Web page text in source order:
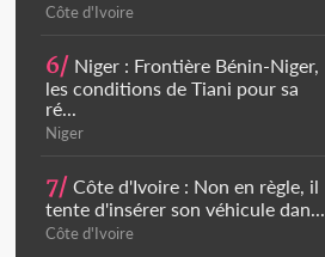
Côte d'Ivoire
6/ Niger : Frontière Bénin-Niger,
les conditions de Tiani pour sa
ré...
Niger
7/ Côte d'Ivoire : Non en règle, il
tente d'insérer son véhicule dan...
Côte d'Ivoire